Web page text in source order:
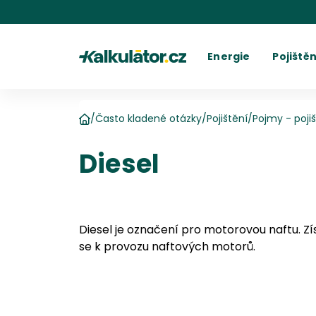
Kalkulátor.cz Energie
Kalkulačka elektřiny
Povinné
Domů
/Často kladené otázky/Pojištění/Pojmy -
Diesel
Diesel je označení pro motorovou naftu.
se k provozu naftových motorů.